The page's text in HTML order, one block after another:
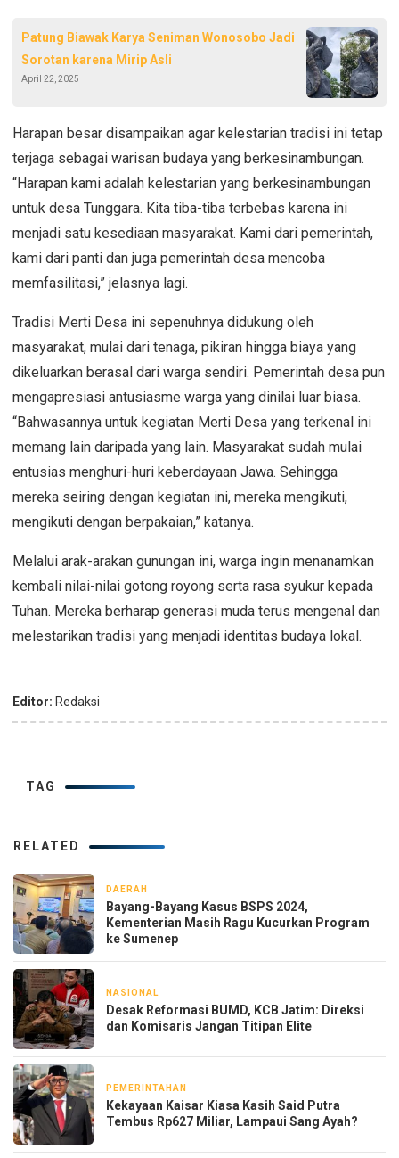
Patung Biawak Karya Seniman Wonosobo Jadi
Sorotan karena Mirip Asli
April 22, 2025
Harapan besar disampaikan agar kelestarian tradisi ini tetap
terjaga sebagai warisan budaya yang berkesinambungan.
“Harapan kami adalah kelestarian yang berkesinambungan
untuk desa Tunggara. Kita tiba-tiba terbebas karena ini
menjadi satu kesediaan masyarakat. Kami dari pemerintah,
kami dari panti dan juga pemerintah desa mencoba
memfasilitasi,” jelasnya lagi.
Tradisi Merti Desa ini sepenuhnya didukung oleh
masyarakat, mulai dari tenaga, pikiran hingga biaya yang
dikeluarkan berasal dari warga sendiri. Pemerintah desa pun
mengapresiasi antusiasme warga yang dinilai luar biasa.
“Bahwasannya untuk kegiatan Merti Desa yang terkenal ini
memang lain daripada yang lain. Masyarakat sudah mulai
entusias menghuri-huri keberdayaan Jawa. Sehingga
mereka seiring dengan kegiatan ini, mereka mengikuti,
mengikuti dengan berpakaian,” katanya.
Melalui arak-arakan gunungan ini, warga ingin menanamkan
kembali nilai-nilai gotong royong serta rasa syukur kepada
Tuhan. Mereka berharap generasi muda terus mengenal dan
melestarikan tradisi yang menjadi identitas budaya lokal.
Editor: Redaksi
TAG
RELATED
DAERAH
Bayang-Bayang Kasus BSPS 2024,
Kementerian Masih Ragu Kucurkan Program
ke Sumenep
NASIONAL
Desak Reformasi BUMD, KCB Jatim: Direksi
dan Komisaris Jangan Titipan Elite
PEMERINTAHAN
Kekayaan Kaisar Kiasa Kasih Said Putra
Tembus Rp627 Miliar, Lampaui Sang Ayah?